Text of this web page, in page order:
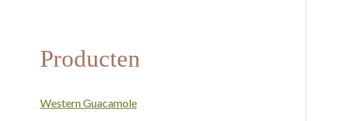
Producten
Western Guacamole